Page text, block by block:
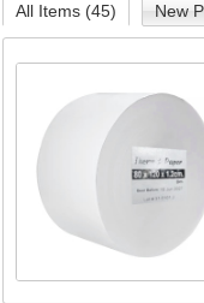
All Items (45) New